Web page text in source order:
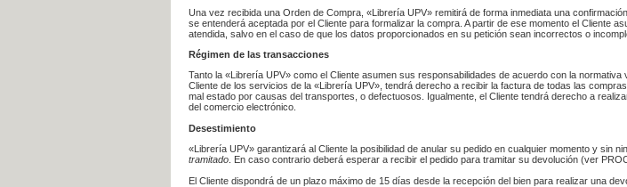
Una vez recibida una Orden de Compra, «Librería UPV» remitirá de forma inmediata una
se entenderá aceptada por el Cliente para formalizar la compra. A partir de ese momento el Cliente
atendida, salvo en el caso de que los datos proporcionados en su petición sean incorrectos o
Régimen de las transacciones
Tanto la «Librería UPV» como el Cliente asumen sus responsabilidades de acuerdo con la
Cliente de los servicios de la «Librería UPV», tendrá derecho a recibir la factura de todas las
mal estado por causas del transportes, o defectuosos. Igualmente, el Cliente tendrá derecho a
del comercio electrónico.
Desestimiento
«Librería UPV» garantizará al Cliente la posibilidad de anular su pedido en cualquier momento y sin
tramitado . En caso contrario deberá esperar a recibir el pedido para tramitar su devolución (ver
El Cliente dispondrá de un plazo máximo de 15 días desde la recepción del bien para realizar una